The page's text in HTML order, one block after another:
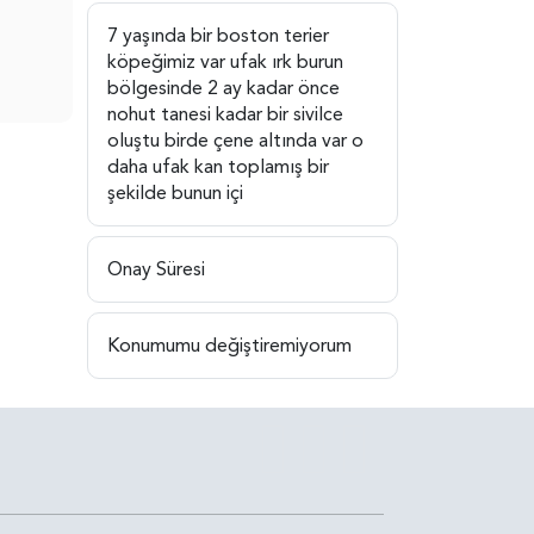
7 yaşında bir boston terier
köpeğimiz var ufak ırk burun
bölgesinde 2 ay kadar önce
nohut tanesi kadar bir sivilce
oluştu birde çene altında var o
daha ufak kan toplamış bir
şekilde bunun içi
Onay Süresi
Konumumu değiştiremiyorum